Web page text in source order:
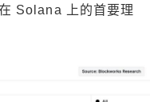
Solana 上的首要理